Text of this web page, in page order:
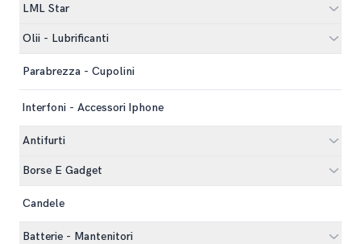
LML Star
Olii - Lubrificanti
Parabrezza - Cupolini
Interfoni - Accessori Iphone
Antifurti
Borse E Gadget
Candele
Batterie - Mantenitori